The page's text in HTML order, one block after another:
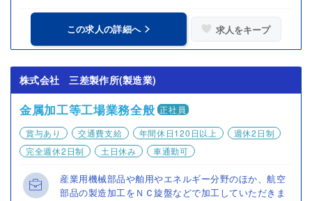
この求人の詳細へ 求人をキープ
株式会社 三差製作所(製造業)
金属加工等工場業務全般 正社員
賞与あり
交通費支給 年間休日120日以上
週休2日制
完全週休2日制
土日休み 車通勤可
産業用機械部品や舶用やエネルギー分野のほか、航空
部品の製造加工をＮＣ旋盤などで加工していただきま